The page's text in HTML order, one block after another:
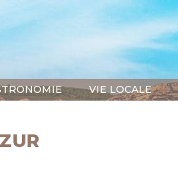
VIE LOCALE